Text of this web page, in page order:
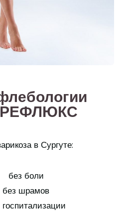
в Сургуте:
без боли
без шрамов
госпитализации